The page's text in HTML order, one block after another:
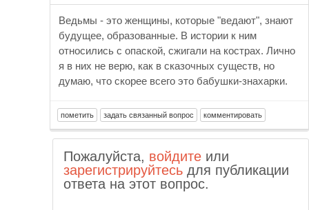
Ведьмы - это женщины, которые "ведают", знают
будущее, образованные. В истории к ним
относились с опаской, сжигали на кострах. Лично
я в них не верю, как в сказочных существ, но
думаю, что скорее всего это бабушки-знахарки.
Пожалуйста, войдите или
зарегистрируйтесь для публикации
ответа на этот вопрос.